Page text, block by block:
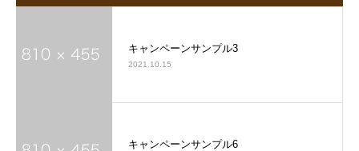
キャンペーンサンプル3
2021.10.15
キャンペーンサンプル6